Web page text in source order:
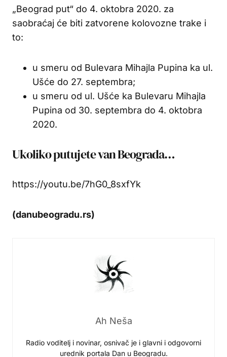
„Beograd put“ do 4. oktobra 2020. za
saobraćaj će biti zatvorene kolovozne trake i
to:
u smeru od Bulevara Mihajla Pupina ka ul.
Ušće do 27. septembra;
u smeru od ul. Ušće ka Bulevaru Mihajla
Pupina od 30. septembra do 4. oktobra
2020.
Ukoliko putujete van Beograda…
https://youtu.be/7hG0_8sxfYk
(danubeogradu.rs)
Ah Neša
Radio voditelj i novinar, osnivač je i glavni i odgovorni
urednik portala Dan u Beogradu.